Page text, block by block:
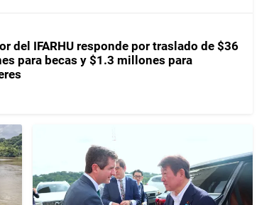
del IFARHU responde por traslado de $36
para becas y $1.3 millones para